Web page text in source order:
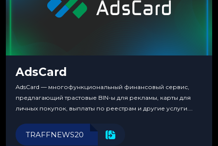
AdsCard
AdsCard — многофункциональный финансовый сервис,
предлагающий трастовые BIN-ы для рекламы, карты для
личных покупок, выплаты по реестрам и другие услуги.
инструменты для управления финансами.
TRAFFNEWS20